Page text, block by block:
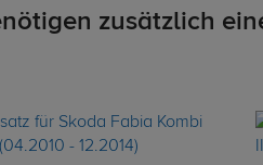
zusätzlich